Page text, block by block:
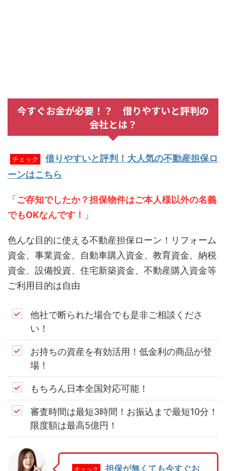
今すぐお金が必要！？ 借りやすいと評判の
会社とは？
チェック
借りやすいと評判！大人気の不動産担保ロ
ーンはこちら
「 ご存知でしたか？担保物件はご本人様以外の名義
でもOKなんです！
」
色んな目的に使える不動産担保ローン！リフォーム
資金、事業資金、自動車購入資金、教育資金、納税
資金、設備投資、住宅新築資金、不動産購入資金等
ご利用目的は自由
他社で断られた場合でも是非ご相談くださ
い！
お持ちの資産を有効活用！低金利の商品が登
場！
もちろん日本全国対応可能！
審査時間は最短3時間！お振込まで最短10分！
限度額は最高5億円！
チェック 担保が無くても今すぐお